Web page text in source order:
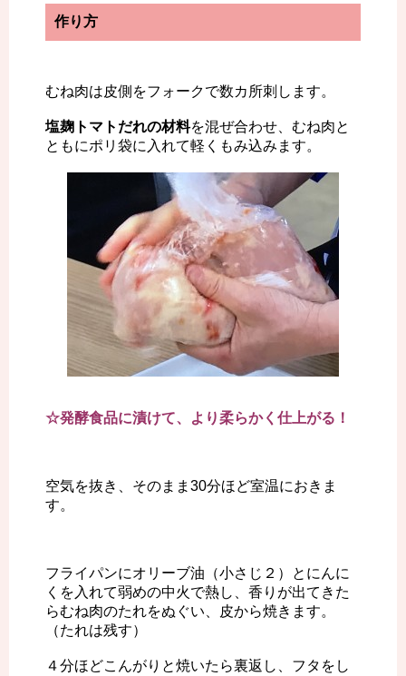
作り方
むね肉は皮側をフォークで数カ所刺します。
塩麹トマトだれの材料を混ぜ合わせ、むね肉と
ともにポリ袋に入れて軽くもみ込みます。
☆発酵食品に漬けて、より柔らかく仕上がる！
空気を抜き、そのまま30分ほど室温におきま
す。
フライパンにオリーブ油（小さじ２）とにんに
くを入れて弱めの中火で熱し、香りが出てきた
らむね肉のたれをぬぐい、皮から焼きます。
（たれは残す）
４分ほどこんがりと焼いたら裏返し、フタをし